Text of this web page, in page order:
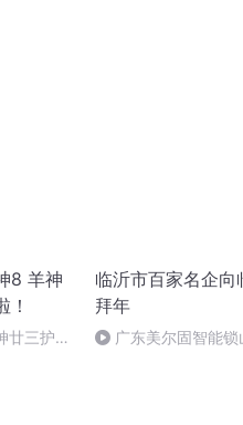
8 羊神
！
廿三护祭
临沂市百家名企向
拜年
广东美尔固智能锁